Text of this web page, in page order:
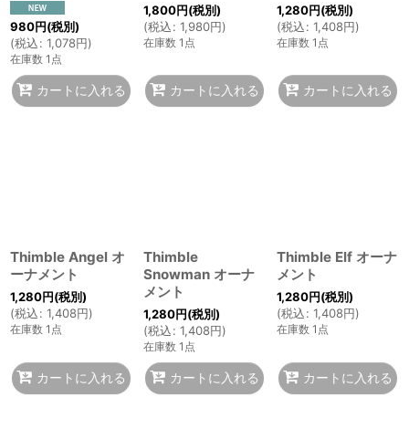
980円(税別)
(税込: 1,078円)
在庫数 1点
カートに入れる
1,800円(税別)
(税込: 1,980円)
在庫数 1点
カートに入れる
1,280円(税別)
(税込: 1,408円)
在庫数 1点
カートに入れる
Thimble Angel オ
ーナメント
1,280円(税別)
(税込: 1,408円)
在庫数 1点
カートに入れる
Thimble
Snowman オーナ
メント
1,280円(税別)
(税込: 1,408円)
在庫数 1点
カートに入れる
Thimble Elf オーナ
メント
1,280円(税別)
(税込: 1,408円)
在庫数 1点
カートに入れる